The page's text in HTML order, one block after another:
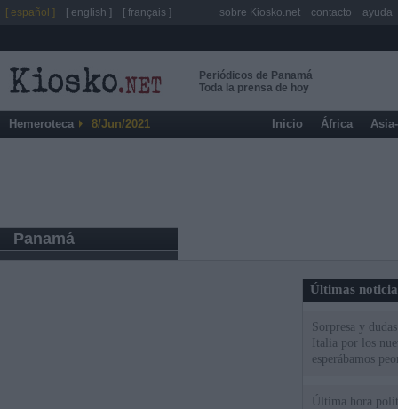
Periódicos de Panamá
Toda la prensa de hoy
Hemeroteca 8/Jun/2021 Inicio África
Panamá
Últimas
Sorpresa y
Italia por los
esperábamos
Última hora
[ español ] [ english ] [ français ] sobre Kiosko.net contacto ayuda